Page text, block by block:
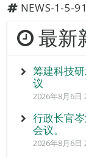
NEWS-1-5-
最新
筹建科技
议
2026年8月6日
行政长官
会议。
2026年8月6日